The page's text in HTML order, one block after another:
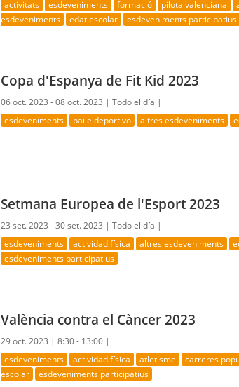
activitats esdeveniments formació pilota valenciana
esdeveniments
edat escolar esdeveniments participatius
Copa d'Espanya de Fit Kid 2023
06 oct. 2023 - 08 oct. 2023 |Todo el día |
esdeveniments baile deportivo altres esdeveniments
Setmana Europea de l'Esport 2023
23 set. 2023 - 30 set. 2023 |Todo el día |
esdeveniments actividad física altres esdeveniments
esdeveniments participatius
València contra el Càncer 2023
29 oct. 2023 |8:30 - 13:00 |
esdeveniments actividad física atletisme carreres
escolar
esdeveniments participatius